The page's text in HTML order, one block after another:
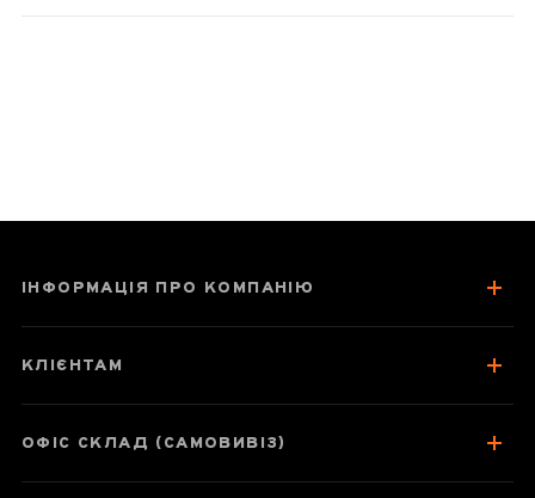
ІНФОРМАЦІЯ ПРО КОМПАНІЮ
КЛІЄНТАМ
ОФІС СКЛАД (САМОВИВІЗ)